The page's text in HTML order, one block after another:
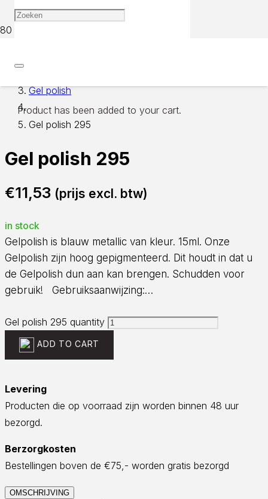
Product has been added to your cart.
Gel polish
Gel polish 295
Gel polish 295
€11,53 (prijs excl. btw)
in stock
Gelpolish is blauw metallic van kleur. 15ml. Onze
Gelpolish zijn hoog gepigmenteerd. Dit houdt in dat u
de Gelpolish dun aan kan brengen. Schudden voor
gebruik! Gebruiksaanwijzing:…
Gel polish 295 quantity
ADD TO CART
Levering
Producten die op voorraad zijn worden binnen 48 uur
bezorgd.
Berzorgkosten
Bestellingen boven de €75,- worden gratis bezorgd
OMSCHRIJVING